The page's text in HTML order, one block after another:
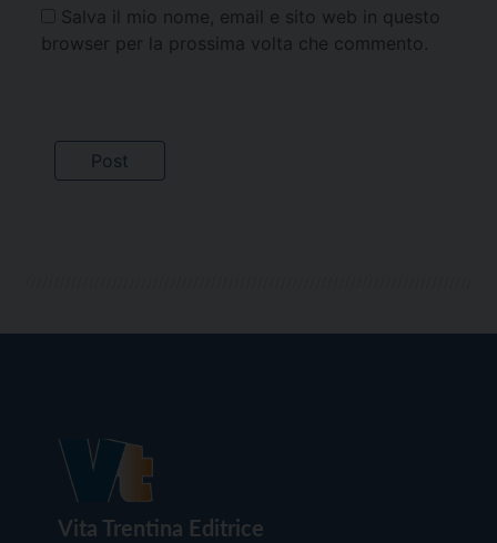
Salva il mio nome, email e sito web in questo
browser per la prossima volta che commento.
Vita Trentina Editrice